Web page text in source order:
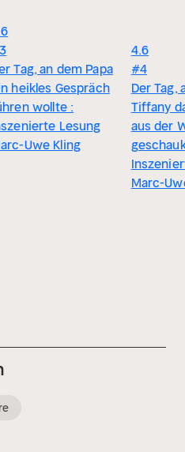
Tag, an dem Papa
heikles Gespräch
wollte :
Lesung
Uwe Kling
4.6
#4
Der Tag,
Tiffany
aus der
Marc-